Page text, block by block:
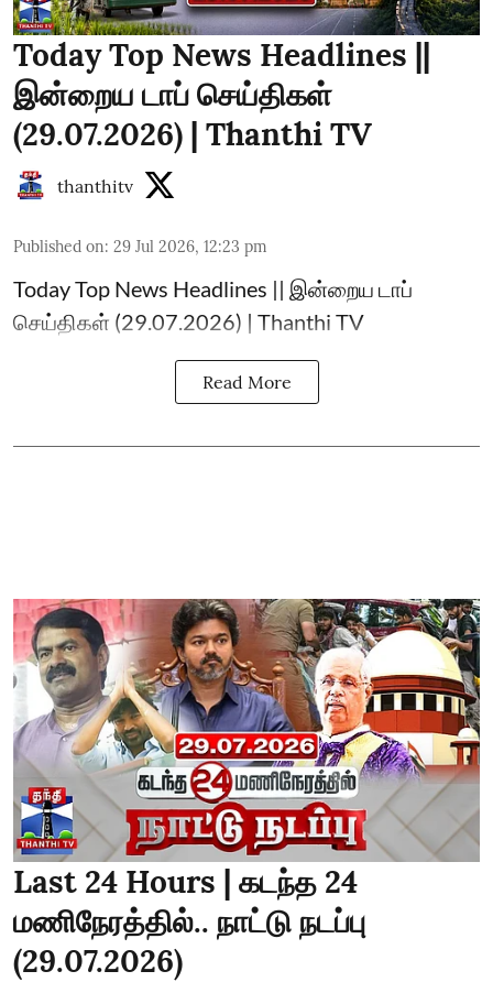
Today Top News Headlines ||
இன்றைய டாப் செய்திகள்
(29.07.2026) | Thanthi TV
thanthitv
Published on: 29 Jul 2026, 12:23 pm
Today Top News Headlines || இன்றைய டாப்
செய்திகள் (29.07.2026) | Thanthi TV
Read More
Last 24 Hours | கடந்த 24
மணிநேரத்தில்.. நாட்டு நடப்பு
(29.07.2026)